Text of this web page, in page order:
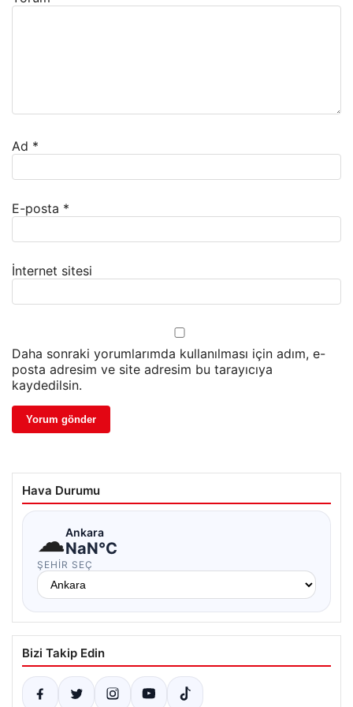
Ad *
E-posta *
İnternet sitesi
Daha sonraki yorumlarımda kullanılması için adım, e-
posta adresim ve site adresim bu tarayıcıya
kaydedilsin.
Hava Durumu
☁Ankara
NaN°C
ŞEHIR SEÇ
Bizi Takip Edin